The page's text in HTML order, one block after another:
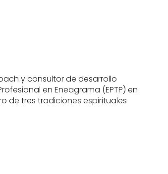
y consultor de desarrollo
en Eneagrama (EPTP) en
de tres tradiciones espirituales